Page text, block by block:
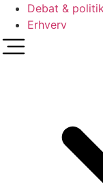
Debat & politik
Erhverv